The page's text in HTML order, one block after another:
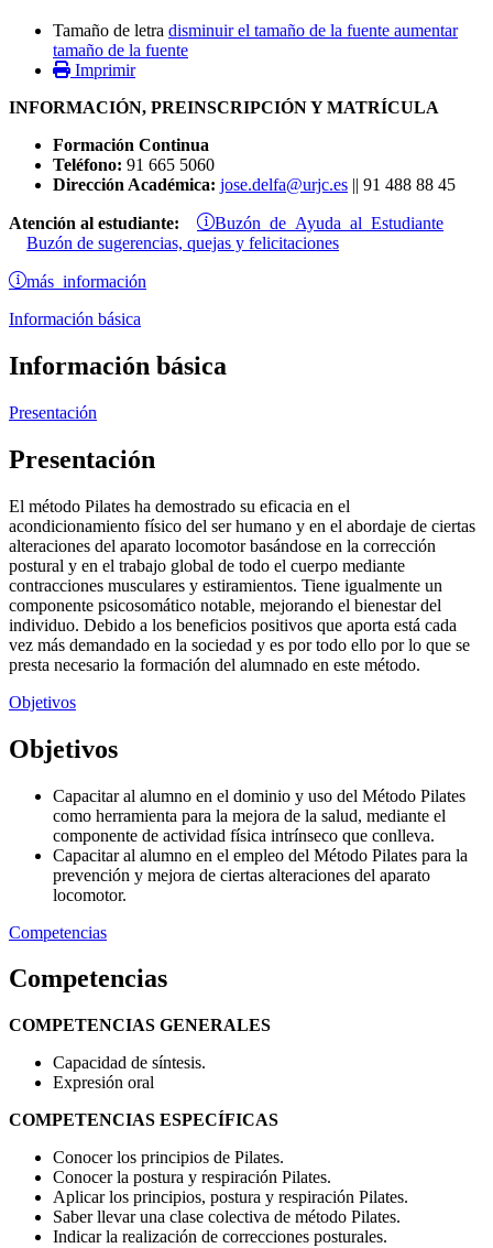
Tamaño de letra disminuir el tamaño de la fuente aumentar
tamaño de la fuente
Imprimir
INFORMACIÓN, PREINSCRIPCIÓN Y MATRÍCULA
Formación Continua
Teléfono: 91 665 5060
Dirección Académica: jose.delfa@urjc.es || 91 488 88 45
Atención al estudiante: Buzón de Ayuda al Estudiante
Buzón de sugerencias, quejas y felicitaciones
más información
Información básica
Información básica
Presentación
Presentación
El método Pilates ha demostrado su eficacia en el
acondicionamiento físico del ser humano y en el abordaje de ciertas
alteraciones del aparato locomotor basándose en la corrección
postural y en el trabajo global de todo el cuerpo mediante
contracciones musculares y estiramientos. Tiene igualmente un
componente psicosomático notable, mejorando el bienestar del
individuo. Debido a los beneficios positivos que aporta está cada
vez más demandado en la sociedad y es por todo ello por lo que se
presta necesario la formación del alumnado en este método.
Objetivos
Objetivos
Capacitar al alumno en el dominio y uso del Método Pilates
como herramienta para la mejora de la salud, mediante el
componente de actividad física intrínseco que conlleva.
Capacitar al alumno en el empleo del Método Pilates para la
prevención y mejora de ciertas alteraciones del aparato
locomotor.
Competencias
Competencias
COMPETENCIAS GENERALES
Capacidad de síntesis.
Expresión oral
COMPETENCIAS ESPECÍFICAS
Conocer los principios de Pilates.
Conocer la postura y respiración Pilates.
Aplicar los principios, postura y respiración Pilates.
Saber llevar una clase colectiva de método Pilates.
Indicar la realización de correcciones posturales.